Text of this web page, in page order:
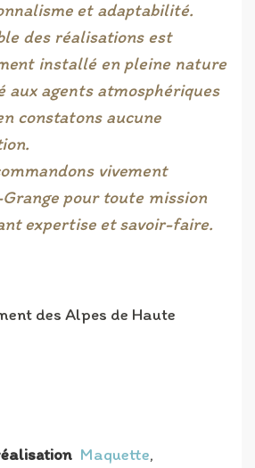
et adaptabilité.
des réalisations est
installé en pleine nature
aux agents atmosphériques
constatons aucune
vivement
pour toute mission
expertise et savoir-faire.
des Alpes de Haute
Maquette,